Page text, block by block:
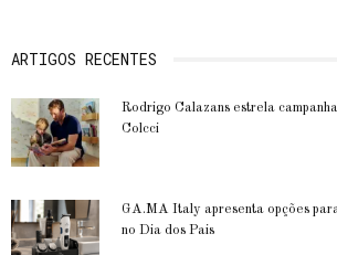
ARTIGOS RECENTES
Rodrigo Calazans estrela
Colcci
GA.MA Italy apresenta opções
no Dia dos Pais